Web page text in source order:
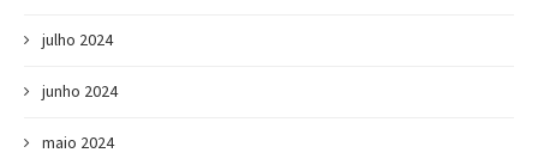
julho 2024
junho 2024
maio 2024